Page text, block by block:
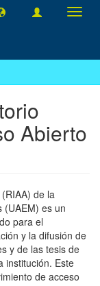
Abierto
de la
(UAEM) es un
para el
y la difusión de
y de las tesis de
institución. Este
de acceso